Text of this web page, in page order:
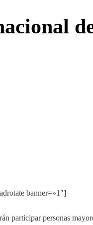
banner=»1″]
participar personas